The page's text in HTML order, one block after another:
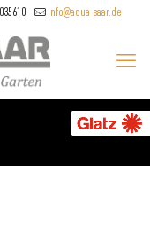
info@aqua-saar.de